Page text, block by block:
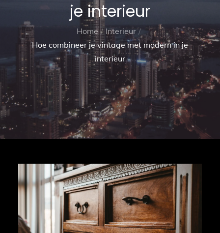
je interieur
Home
Interieur
Hoe combineer je vintage met modern in je
interieur